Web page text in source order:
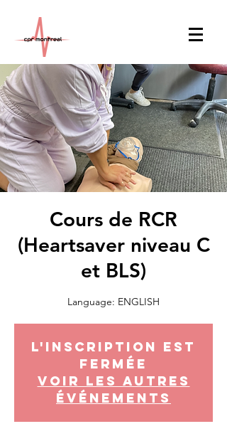
Cours de RCR
(Heartsaver niveau C
et BLS)
Language: ENGLISH
L'inscription est
fermée
Voir les autres
événements